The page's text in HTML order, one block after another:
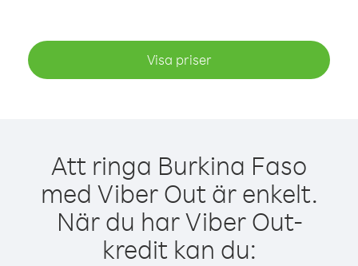
Visa priser
Att ringa Burkina Faso
med Viber Out är enkelt.
När du har Viber Out-
kredit kan du: